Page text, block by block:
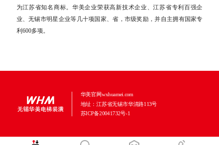
为江苏省知名商标。华美企业荣获高新技术企业、江苏省专利百强企
业、无锡市明星企业等几十项国家、省，市级奖励，并自主拥有国家专
利600多项。
华美官网wxhuamei.com
地址：江苏省无锡市华清路113号
苏ICP备20041732号-1